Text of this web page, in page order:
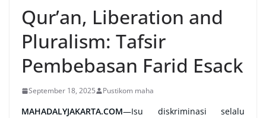
Qur’an, Liberation and
Pluralism: Tafsir
Pembebasan Farid Esack
September 18, 2025 Pustikom maha
MAHADALYJAKARTA.COM—Isu diskriminasi selalu